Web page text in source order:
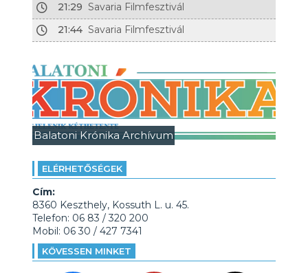
21:29 Savaria Filmfesztivál
21:44 Savaria Filmfesztivál
Balatoni Krónika Archívum
ELÉRHETŐSÉGEK
Cím:
8360 Keszthely, Kossuth L. u. 45.
Telefon: 06 83 / 320 200
Mobil: 06 30 / 427 7341
KÖVESSEN MINKET